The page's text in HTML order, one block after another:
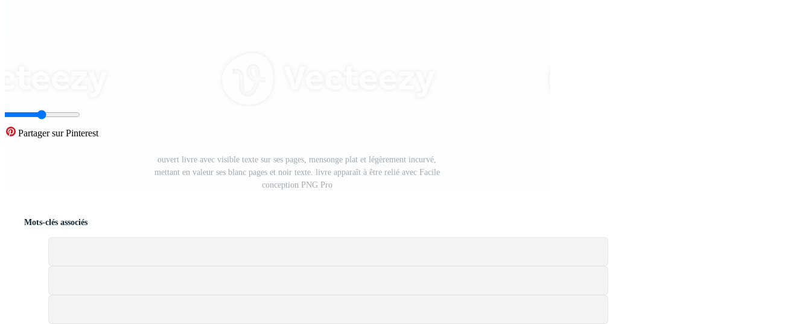
Partager sur Pinterest
ouvert livre avec visible texte sur ses pages, mensonge plat et légèrement incurvé,
mettant en valeur ses blanc pages et noir texte. livre apparaît à être relié avec Facile
conception PNG Pro
Mots-clés associés